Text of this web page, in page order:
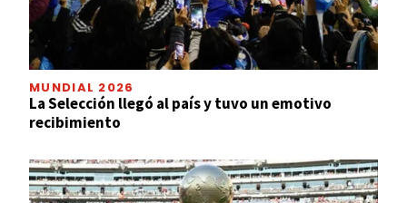
MUNDIAL 2026
La Selección llegó al país y tuvo un emotivo
recibimiento